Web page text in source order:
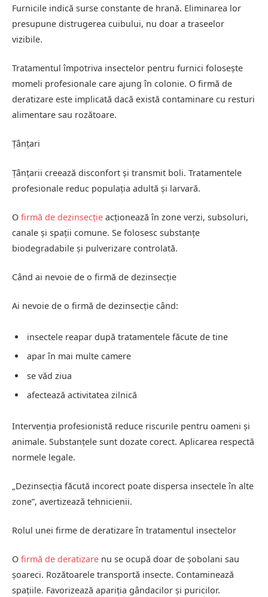
Furnicile indică surse constante de hrană. Eliminarea lor
presupune distrugerea cuibului, nu doar a traseelor
vizibile.
Tratamentul împotriva insectelor pentru furnici folosește
momeli profesionale care ajung în colonie. O firmă de
deratizare este implicată dacă există contaminare cu resturi
alimentare sau rozătoare.
Țânțari
Țânțarii creează disconfort și transmit boli. Tratamentele
profesionale reduc populația adultă și larvară.
O firmă de dezinsecție acționează în zone verzi, subsoluri,
canale și spații comune. Se folosesc substanțe
biodegradabile și pulverizare controlată.
Când ai nevoie de o firmă de dezinsecție
Ai nevoie de o firmă de dezinsecție când:
insectele reapar după tratamentele făcute de tine
apar în mai multe camere
se văd ziua
afectează activitatea zilnică
Intervenția profesionistă reduce riscurile pentru oameni și
animale. Substanțele sunt dozate corect. Aplicarea respectă
normele legale.
„Dezinsecția făcută incorect poate dispersa insectele în alte
zone”, avertizează tehnicienii.
Rolul unei firme de deratizare în tratamentul insectelor
O firmă de deratizare nu se ocupă doar de șobolani sau
șoareci. Rozătoarele transportă insecte. Contaminează
spațiile. Favorizează apariția gândacilor și puricilor.